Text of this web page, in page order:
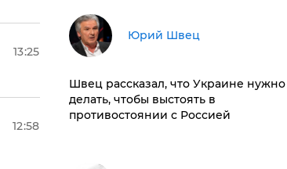
13:25
12:58
Юрий Швец
Швец рассказал, что Украине нужно
делать, чтобы выстоять в
противостоянии с Россией